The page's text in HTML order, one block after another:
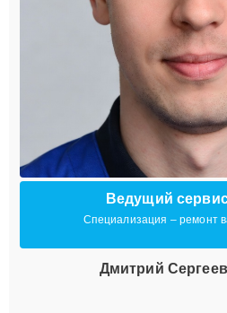
Ведущий
Специализация – ремонт
Дмитрий